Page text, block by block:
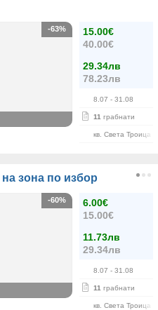
15.00€
40.00€
29.34лв
78.23лв
8.07 - 31.08
11 грабнати
кв. Света Троица
-63%
зона по избор
6.00€
15.00€
11.73лв
29.34лв
8.07 - 31.08
11 грабнати
кв. Света Троица
-60%